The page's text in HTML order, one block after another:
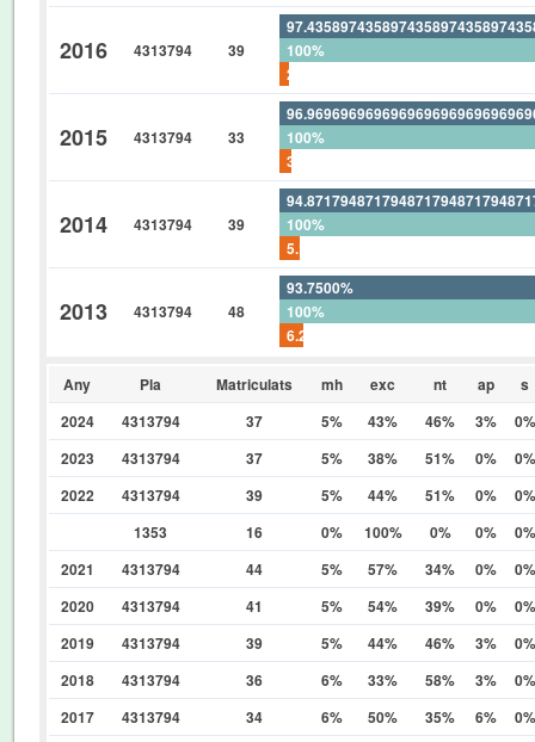
2016 4313794 39
100%
2015 4313794 33
100%
2014 4313794 39
100%
2013 4313794 48
93.7500%
100%
6.2500%
Any Pla Matriculats mh exc nt ap
s
2024
4313794 37 5% 43% 46% 3%
0%
2023
4313794 37 5% 38% 51% 0%
0%
2022
4313794 39 5% 44% 51% 0%
0%
1353
16 0% 100% 0% 0%
0%
2021
4313794 44 5% 57% 34% 0%
0%
2020
4313794 41 5% 54% 39% 0%
0%
2019
4313794 39 5% 44% 46% 3%
0%
2018
4313794 36 6% 33% 58% 3%
0%
2017
4313794 34 6% 50% 35% 6%
0%